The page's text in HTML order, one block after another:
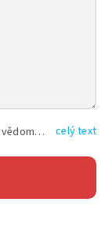
Vyplněním shora uvedených údajů beru na vědomí, že společnost TEXT FACTORY s.r.o., sídlem Brno, Durďákova 336/29, Černá Pole, PSČ: 613 00, IČ: 06157831, zapsané u Krajského soudu v Brně, oddíl C, vložka 100399, bude zpracovávat mé osobní údaje uvedené v rámci mnou vyplněného registračního formuláře na základě oprávněných zájmů TEXT FACTORY s.r.o. dle čl. 6 odst. 1 písm. f) GDPR a pro splnění právních povinností (čl. 6 odst. 1 písm. c) GDPR), a to pro tyto účely: nezbytnost zajistit oprávnění návštěvníka webových stránek provozovaných společností TEXT FACTORY s.r.o. přispívat aktivně ke zveřejněným článkům nebo v rámci diskusních fór a výkon práv TEXT FACTORY s.r.o. jako administrátora těchto diskusních fór. Více informací o zpracování osobních údajů a právech lze nalézt v celý text